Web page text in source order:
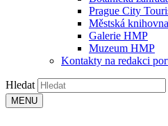
Prague City
Městská
Galerie HMP
Muzeum HMP
Kontakty na redakci
Hledat
MENU